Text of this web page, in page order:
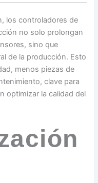
los controladores de
no solo prolongan
sino que
de la producción. Esto
menos piezas de
clave para
optimizar la calidad del